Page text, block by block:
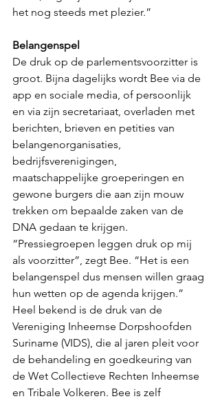
het nog steeds met plezier.”
Belangenspel
De druk op de parlementsvoorzitter is
groot. Bijna dagelijks wordt Bee via de
app en sociale media, of persoonlijk
en via zijn secretariaat, overladen met
berichten, brieven en petities van
belangenorganisaties,
bedrijfsverenigingen,
maatschappelijke groeperingen en
gewone burgers die aan zijn mouw
trekken om bepaalde zaken van de
DNA gedaan te krijgen.
“Pressiegroepen leggen druk op mij
als voorzitter”, zegt Bee. “Het is een
belangenspel dus mensen willen graag
hun wetten op de agenda krijgen.”
Heel bekend is de druk van de
Vereniging Inheemse Dorpshoofden
Suriname (VIDS), die al jaren pleit voor
de behandeling en goedkeuring van
de Wet Collectieve Rechten Inheemse
en Tribale Volkeren. Bee is zelf